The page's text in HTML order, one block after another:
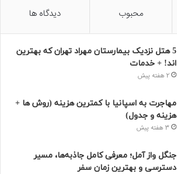
محبوب دیدگاه ها
5 هتل نزدیک بیمارستان مهراد تهران که بهترین‌
اند! + خدمات
2 هفته پیش
مهاجرت به اسپانیا با کمترین هزینه (روش ها +
هزینه و جدول)
3 هفته پیش
جنگل واز آمل؛ معرفی کامل جاذبه‌ها، مسیر
دسترسی و بهترین زمان سفر